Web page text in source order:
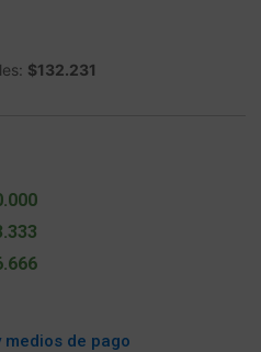
$132.231
de pago